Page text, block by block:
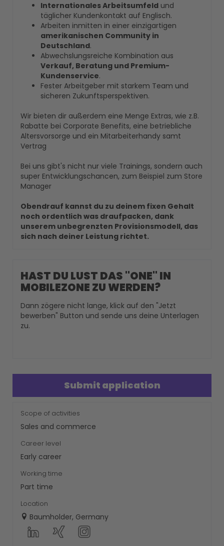
Internationales Arbeitsumfeld und
täglicher Kundenkontakt auf Englisch.
Arbeiten inmitten in einer einzigartigen
amerikanischen Community in
Deutschland.
Abwechslungsreiche Kombination aus
Verkauf, Beratung und Premium-
Kundenservice.
Fester Arbeitgeber mit starkem Team und
sicheren Zukunftsperspektiven.
Wir bieten dir außerdem eine Menge Extras, wie z.B.
Rabatte bei Corporate Benefits, eine betriebliche
Altersvorsorge und ein Mitarbeiterhandy samt
Vertrag
Bei uns gibt's nicht nur viele Trainings, sondern auch
super Entwicklungschancen, zum Beispiel zum Store
Manager
Obendrauf kannst du zu deinem fixen Gehalt
noch ordentlich was draufpacken, dank
unserem unbegrenzten Provisionsmodell, das
sich nach deiner Leistung richtet.
HAST DU LUST DAS "ONE" IN
MOBILEZONE ZU WERDEN?
Dann zögere nicht lange, klick auf den "Jetzt
bewerben" Button und sende uns deine Unterlagen
zu.
Submit application
Scope of activities
Sales and commerce
Career level
Early career
Working time
Part time
Location
Baumholder, Germany